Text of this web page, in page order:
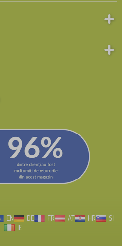
EN DE FR AT HR
SI
IE